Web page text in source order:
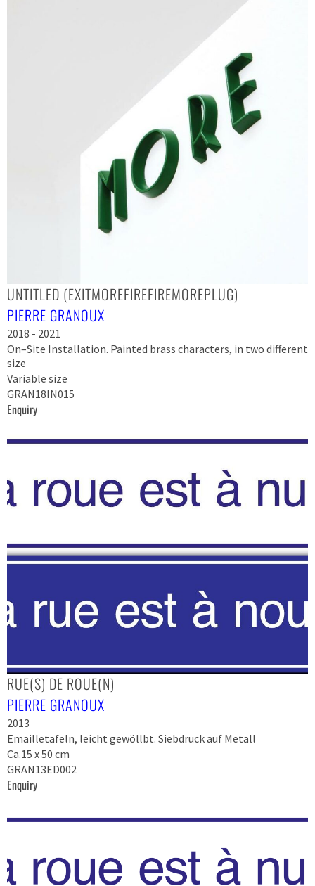
UNTITLED (EXITMOREFIREFIREMOREPLUG)
PIERRE GRANOUX
2018 - 2021
On–Site Installation. Painted brass characters, in two different
size
Variable size
GRAN18IN015
Enquiry
RUE(S) DE ROUE(N)
PIERRE GRANOUX
2013
Emailletafeln, leicht gewöllbt. Siebdruck auf Metall
Ca.15 x 50 cm
GRAN13ED002
Enquiry